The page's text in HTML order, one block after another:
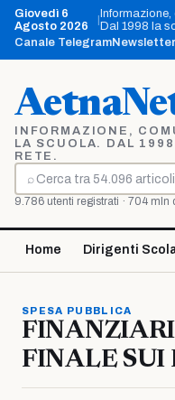
Vai
contenuto
Giovedì 6
Agosto 2026
Dal 1998 la
Canale TelegramNewsletter
INFORMAZIONE,
LA SCUOLA. DAL
RETE.
⌕
Cerca
9.786 utenti registrati · 704 mln
Home Dirigenti
SPESA PUBBLICA
FINALE SUI